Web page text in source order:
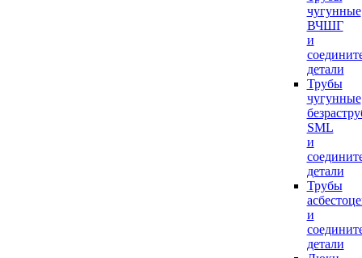
чугунные
ВЧШГ
и
детали
Трубы
чугунные
SML
и
детали
Трубы
и
детали